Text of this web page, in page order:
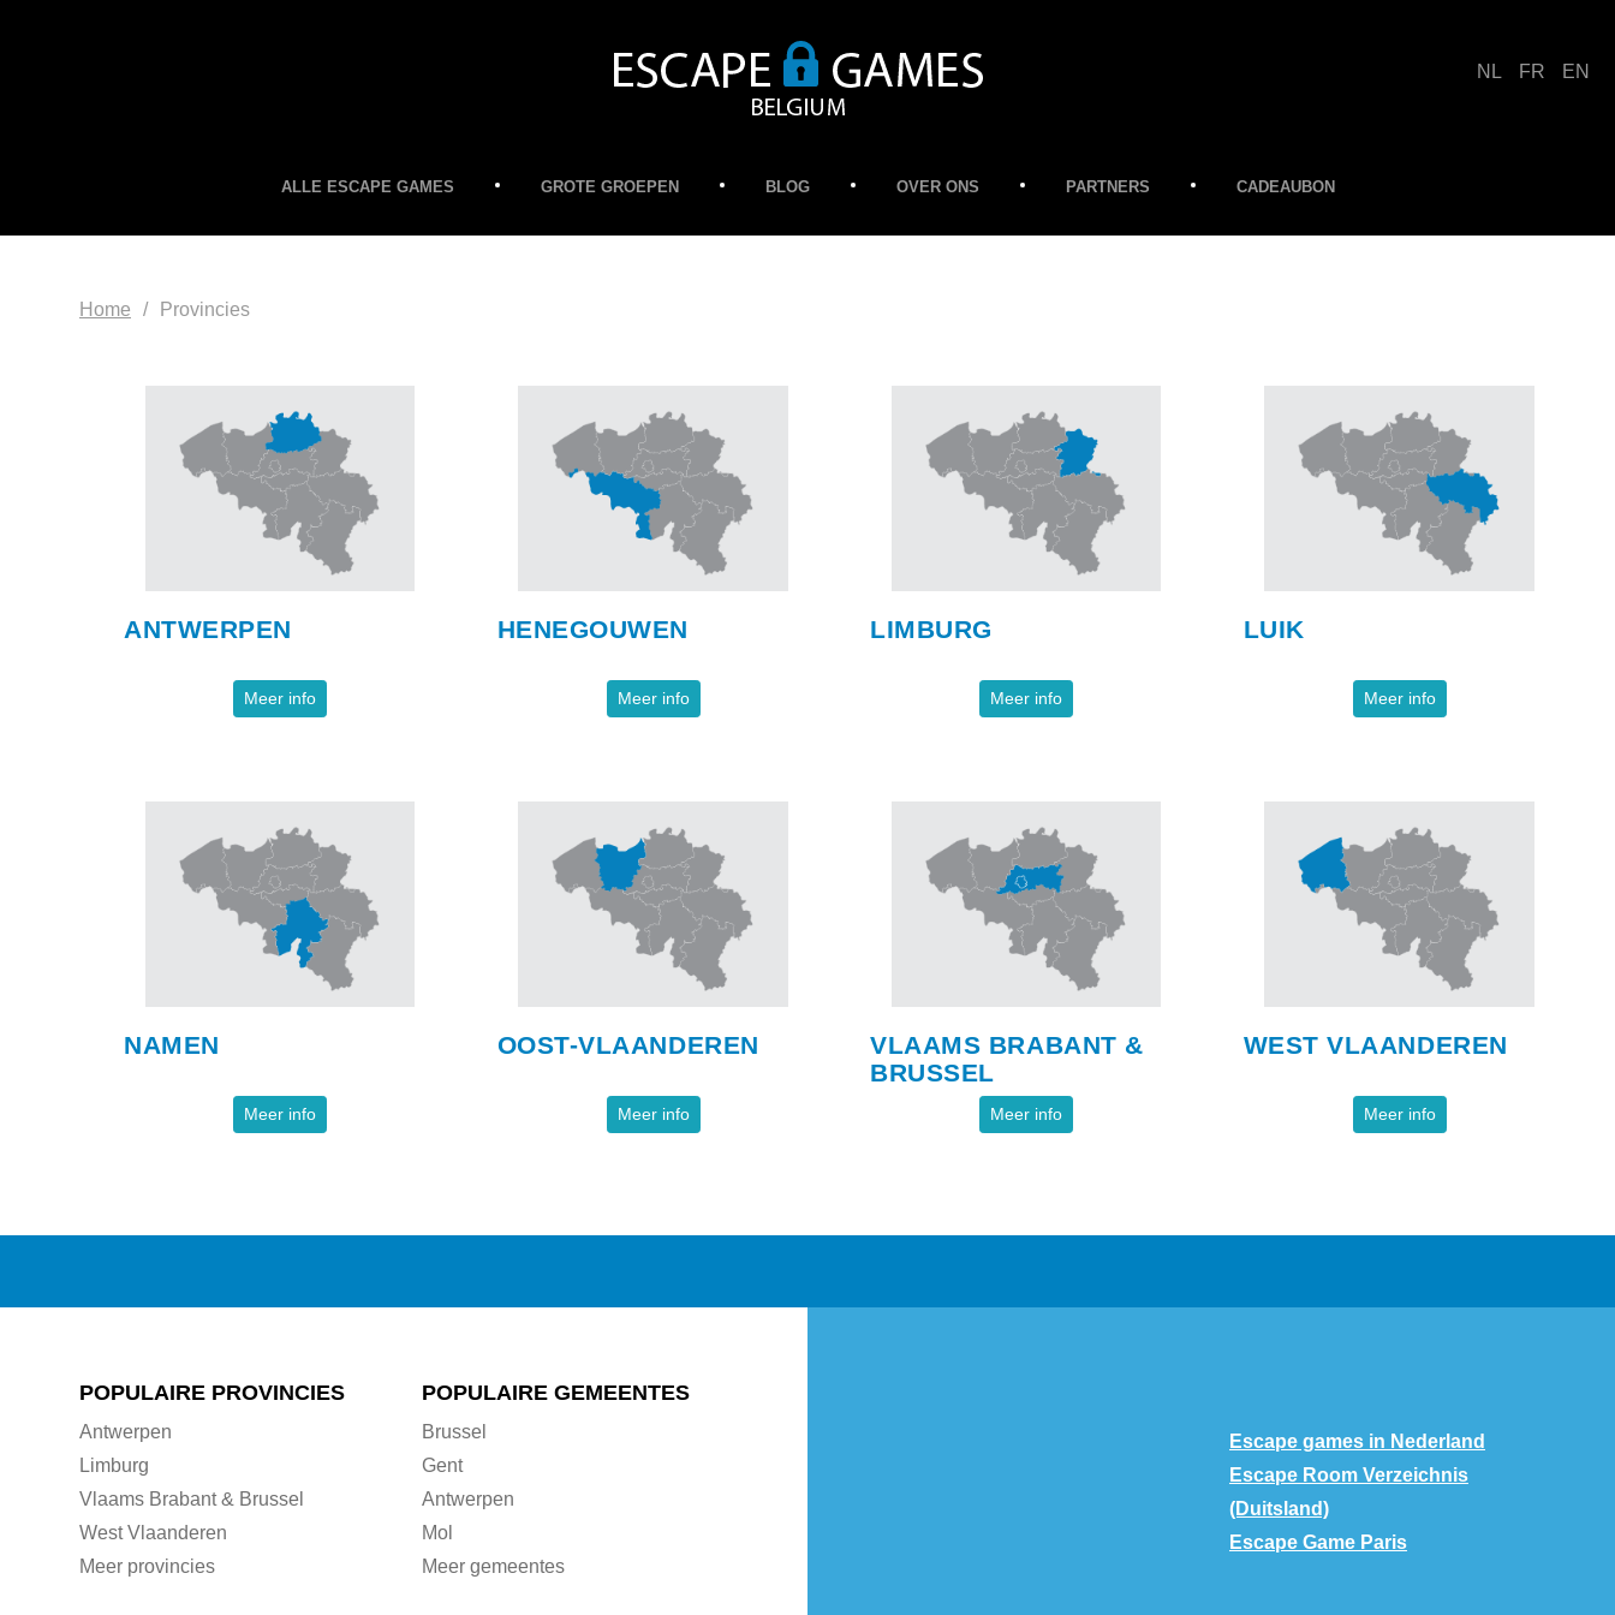
ALLE ESCAPE GAMES GROTE GROEPEN BLOG OVER ONS PARTNERS CADEAUBON
NL FR EN
Home Provincies
ANTWERPEN
Meer info
HENEGOUWEN
Meer info
LIMBURG
Meer info
LUIK
Meer info
NAMEN
Meer info
OOST-VLAANDEREN
Meer info
VLAAMS BRABANT &
BRUSSEL
Meer info
WEST VLAANDEREN
Meer info
POPULAIRE PROVINCIES
Antwerpen
Limburg
Vlaams Brabant & Brussel
West Vlaanderen
Meer provincies
POPULAIRE GEMEENTES
Brussel
Gent
Antwerpen
Mol
Meer gemeentes
Escape games in Nederland
Escape Room Verzeichnis
(Duitsland)
Escape Game Paris